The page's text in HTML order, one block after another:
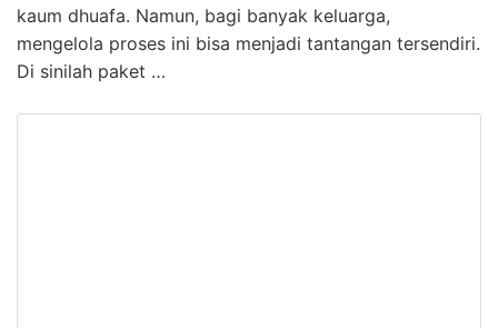
kaum dhuafa. Namun, bagi banyak keluarga,
mengelola proses ini bisa menjadi tantangan tersendiri.
Di sinilah paket …